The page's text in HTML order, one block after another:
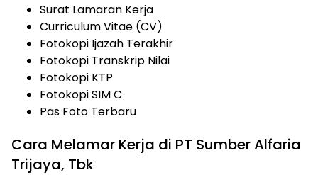
Surat Lamaran Kerja
Curriculum Vitae (CV)
Fotokopi Ijazah Terakhir
Fotokopi Transkrip Nilai
Fotokopi KTP
Fotokopi SIM C
Pas Foto Terbaru
Cara Melamar Kerja di PT Sumber Alfaria
Trijaya, Tbk